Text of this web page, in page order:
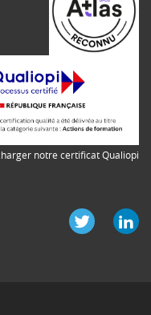
notre certificat Qualiopi